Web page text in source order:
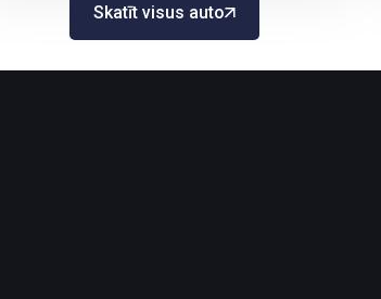
Skatīt visus auto